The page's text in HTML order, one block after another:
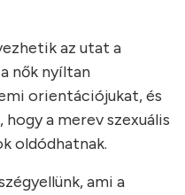
az utat a
nők nyíltan
orientációjukat, és
a merev szexuális
oldódhatnak.
ami a